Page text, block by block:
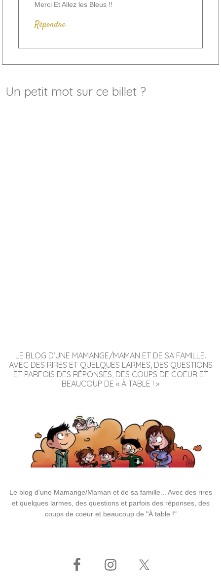
Merci Et Allez les Bleus !!
Répondre
Un petit mot sur ce billet ?
LE BLOG D’UNE MAMANGE/MAMAN ET DE SA FAMILLE.
AVEC DES RIRES ET QUELQUES LARMES, DES QUESTIONS
ET PARFOIS DES RÉPONSES, DES COUPS DE COEUR ET
BEAUCOUP DE « À TABLE ! »
Le blog d'une Mamange/Maman et de sa famille... Avec des rires
et quelques larmes, des questions et parfois des réponses, des
coups de coeur et beaucoup de "À table !"